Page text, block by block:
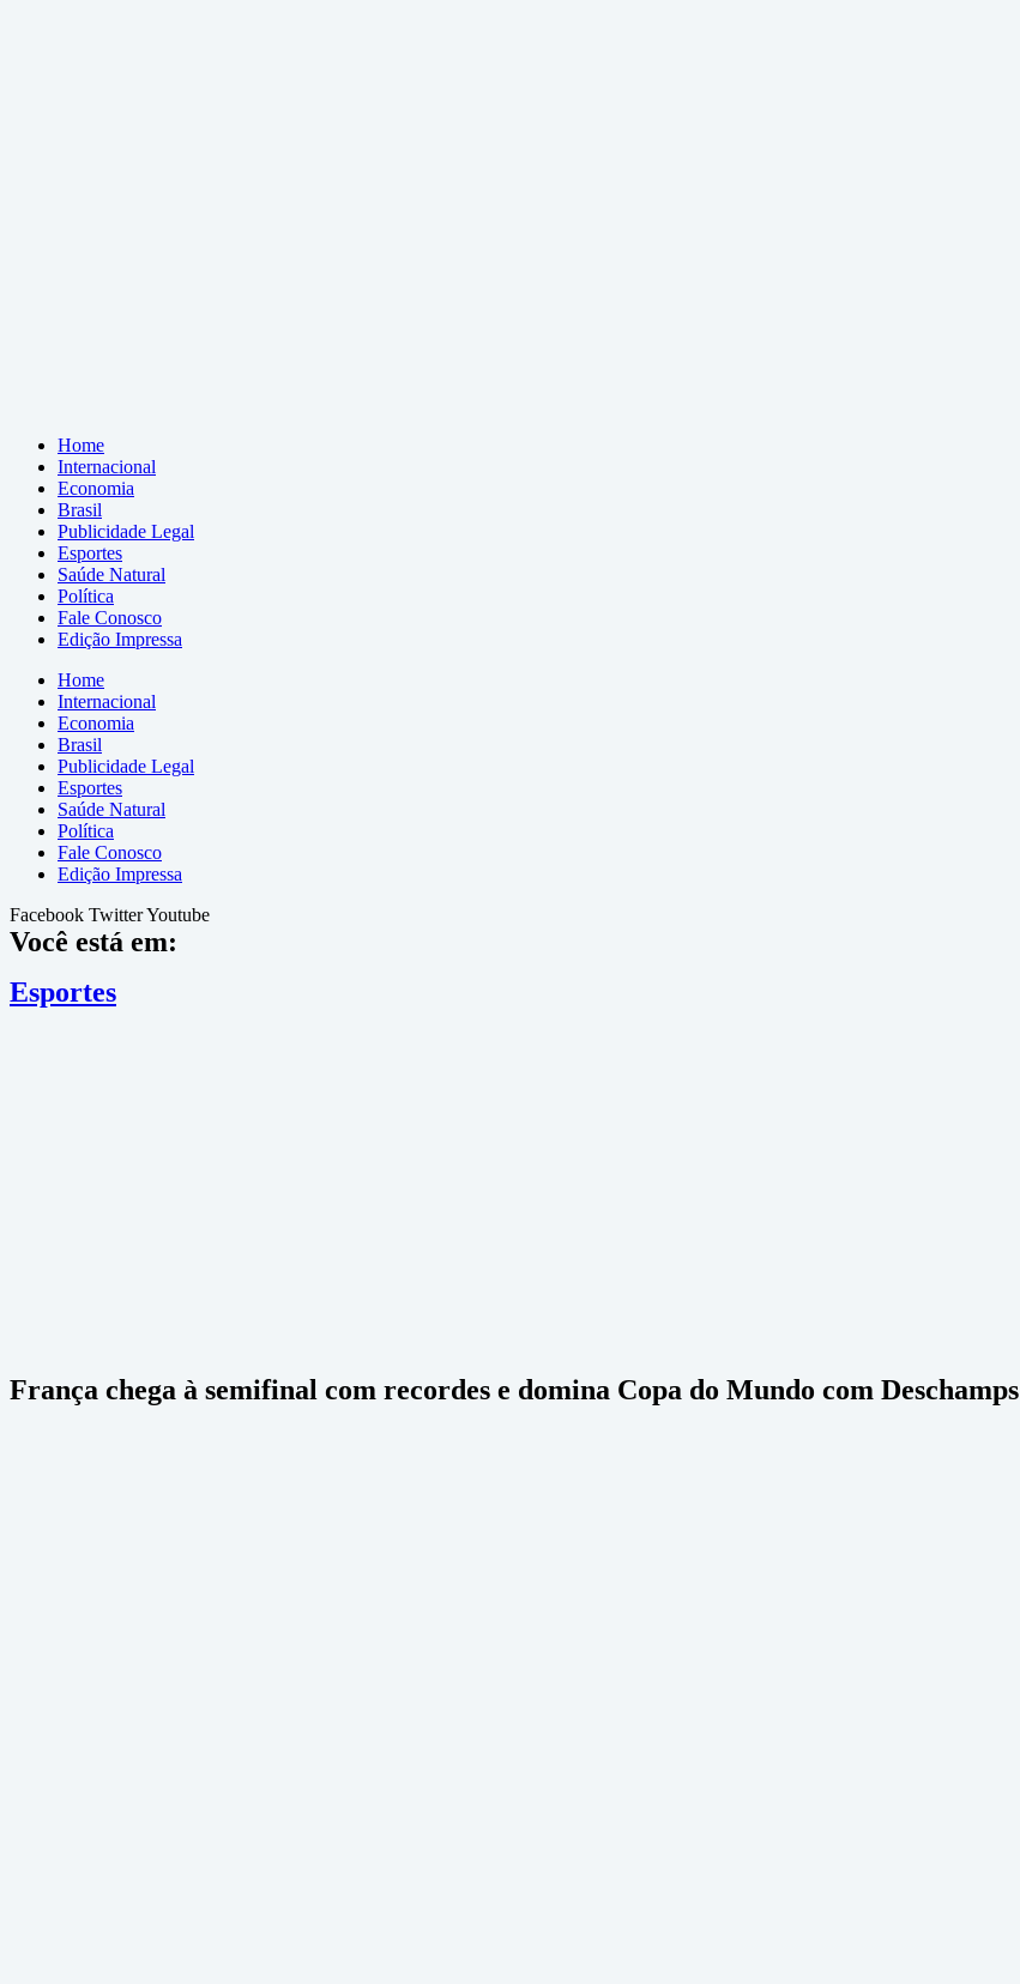
Home
Internacional
Economia
Brasil
Publicidade Legal
Esportes
Saúde Natural
Política
Fale Conosco
Edição Impressa
Home
Internacional
Economia
Brasil
Publicidade Legal
Esportes
Saúde Natural
Política
Fale Conosco
Edição Impressa
Facebook TwitterYoutube
Você está em:
Esportes
França chega à semifinal com recordes e domina Copa do Mundo com Deschamps